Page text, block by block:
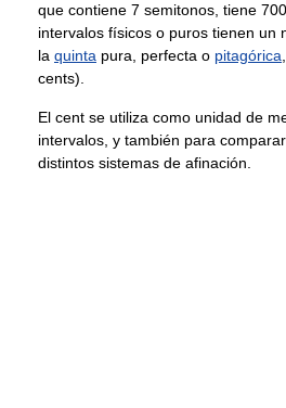
que contiene 7 semitonos, tiene
intervalos físicos o puros tienen un
la quinta pura, perfecta o pitagórica
cents).
El cent se utiliza como unidad de
intervalos, y también para
distintos sistemas de afinación.